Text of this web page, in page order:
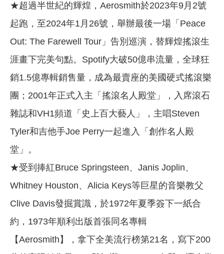
★超過半世紀的輝煌，Aerosmith於2023年9月2號
起跑，至2024年1月26號，舉辦最後一場「Peace
Out: The Farewell Tour」告別巡演，替輝煌搖滾生
涯畫下完美句點。Spotify大破50億串流量，全球狂
銷1.5億專輯銷售量，成為最賣座的美國硬式搖滾樂
團；2001年正式入主「搖滾名人殿堂」，入席滾石
雜誌和VH1頻道「史上百大藝人」，主唱Steven
Tyler和吉他手Joe Perry一起進入「創作名人殿
堂」。
★受到捧紅Bruce Springsteen、Janis Joplin、
Whitney Houston、Alicia Keys等巨星的音樂教父
Clive Davis發掘賞識，於1972年夏季簽下一紙合
約，1973年順利出版首張同名專輯
【Aerosmith】，拿下全美流行榜第21名，寫下200